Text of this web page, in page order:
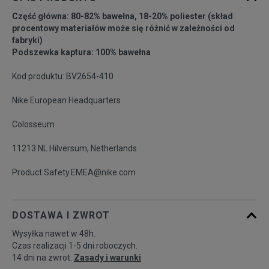
Część główna: 80-82% bawełna, 18-20% poliester (skład
procentowy materiałów może się różnić w zależności od
fabryki)
Podszewka kaptura: 100% bawełna
Kod produktu: BV2654-410
Nike European Headquarters
Colosseum
11213 NL Hilversum, Netherlands
Product.Safety.EMEA@nike.com
DOSTAWA I ZWROT
Wysyłka nawet w 48h.
Czas realizacji 1-5 dni roboczych.
14 dni na zwrot. Zasady i warunki